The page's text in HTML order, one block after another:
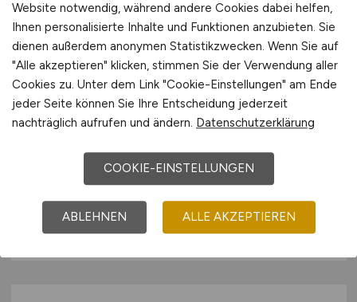
Mitarbeiter/in(m/w/d)im
Bereich Gesundheitswirtschaft /
Biotechnologie & Life Sciences in
der Abteilung "Industrie,
Innovation"
Ministerium für Wirtschaft, Tourismus, Energie
und Klima Rheinland-Pfalz
vor 4 Tagen
Mainz
Website notwendig, während andere Cookies dabei helfen,
Ihnen personalisierte Inhalte und Funktionen anzubieten. Sie
dienen außerdem anonymen Statistikzwecken. Wenn Sie auf
"Alle akzeptieren" klicken, stimmen Sie der Verwendung aller
Cookies zu. Unter dem Link "Cookie-Einstellungen" am Ende
jeder Seite können Sie Ihre Entscheidung jederzeit
nachträglich aufrufen und ändern. Datenschutzerklärung
COOKIE-EINSTELLUNGEN
ABLEHNEN ALLE AKZEPTIEREN